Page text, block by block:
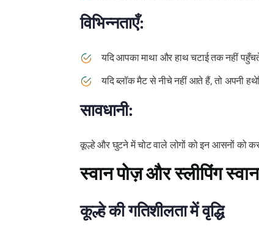
विभिन्नताएँ:
यदि आपका माथा और हाथ चटाई तक नहीं
यदि ब्लॉक मैट से नीचे नहीं आते हैं, तो अपनी
सावधानी:
कूल्हे और घुटने में चोट वाले लोगों को इन आसनों को
स्वान पोज़ और स्लीपिंग
कूल्हे की गतिशीलता में वृद्धि